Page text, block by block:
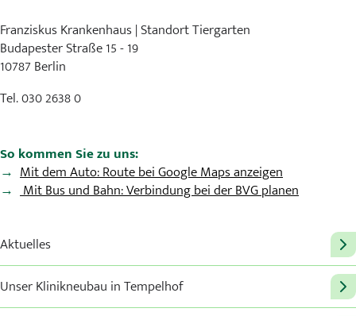
Franziskus Krankenhaus | Standort Tiergarten
Budapester Straße 15 - 19
10787 Berlin
Tel. 030 2638 0
So kommen Sie zu uns:
Mit dem Auto: Route bei Google Maps anzeigen
Mit Bus und Bahn: Verbindung bei der BVG planen
Aktuelles
Unser Klinikneubau in Tempelhof